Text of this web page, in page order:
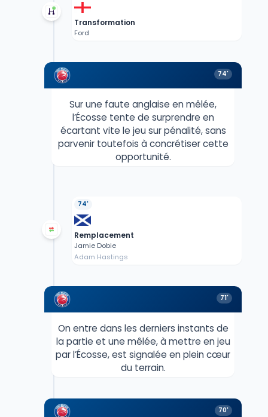
Transformation
Ford
74'
Sur une faute anglaise en mêlée,
l’Écosse tente de surprendre en
écartant vite le jeu sur pénalité, sans
parvenir toutefois à concrétiser cette
opportunité.
74'
Remplacement
Jamie Dobie
Adam Hastings
71'
On entre dans les derniers instants de
la partie et une mêlée, à mettre en jeu
par l’Écosse, est signalée en plein cœur
du terrain.
70'